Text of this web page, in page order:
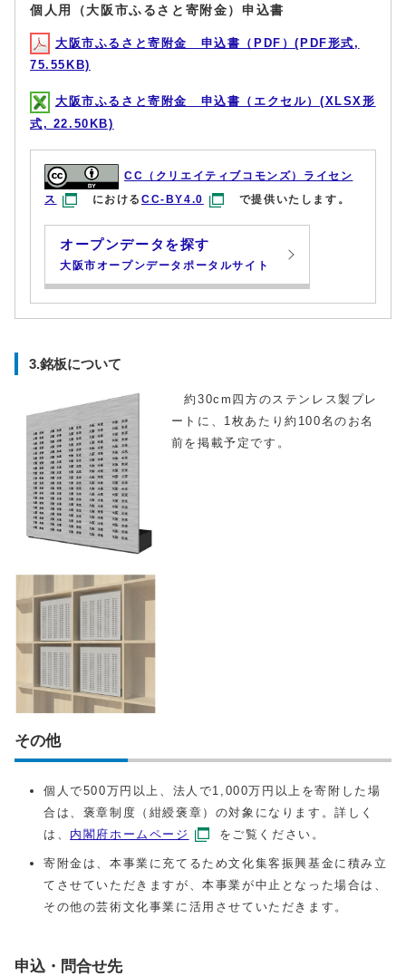
個人用（大阪市ふるさと寄附金）申込書
大阪市ふるさと寄附金 申込書（PDF）(PDF形式,
75.55KB)
大阪市ふるさと寄附金 申込書（エクセル）(XLSX形
式, 22.50KB)
CC（クリエイティブコモンズ）ライセン
ス
におけるCC-BY4.0 で提供いたします。
オープンデータを探す
大阪市オープンデータポータルサイト
3.銘板について
約30cm四方のステンレス製プレ
ートに、1枚あたり約100名のお名
前を掲載予定です。
その他
個人で500万円以上、法人で1,000万円以上を寄附した場
合は、褒章制度（紺綬褒章）の対象になります。詳しく
は、 内閣府ホームページ をご覧ください。
寄附金は、本事業に充てるため文化集客振興基金に積み立
てさせていただきますが、本事業が中止となった場合は、
その他の芸術文化事業に活用させていただきます。
申込・問合せ先